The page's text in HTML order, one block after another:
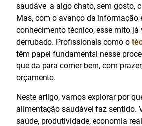
saudável a algo chato, sem gosto,
Mas, com o avanço da informação
conhecimento técnico, esse mito já
derrubado. Profissionais como o
têm papel fundamental nesse
que dá para comer bem, com
orçamento.
Neste artigo, vamos explorar por
alimentação saudável faz sentido.
saúde, produtividade, economia